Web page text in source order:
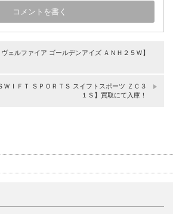
ヴェルファイア ゴールデンアイズ ＡＮＨ２５Ｗ】
ＷＩＦＴ ＳＰＯＲＴＳ スイフトスポーツ ＺＣ３
１Ｓ】買取にて入庫！